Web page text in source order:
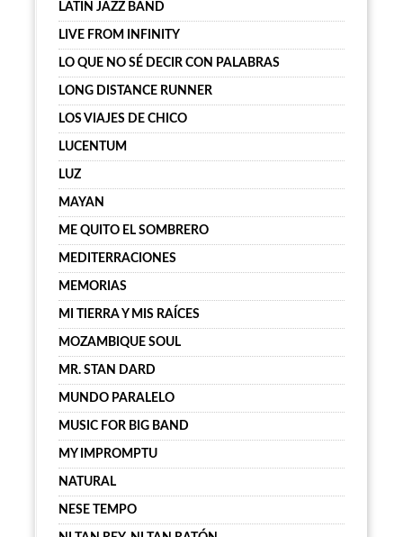
LATIN JAZZ BAND
LIVE FROM INFINITY
LO QUE NO SÉ DECIR CON PALABRAS
LONG DISTANCE RUNNER
LOS VIAJES DE CHICO
LUCENTUM
LUZ
MAYAN
ME QUITO EL SOMBRERO
MEDITERRACIONES
MEMORIAS
MI TIERRA Y MIS RAÍCES
MOZAMBIQUE SOUL
MR. STAN DARD
MUNDO PARALELO
MUSIC FOR BIG BAND
MY IMPROMPTU
NATURAL
NESE TEMPO